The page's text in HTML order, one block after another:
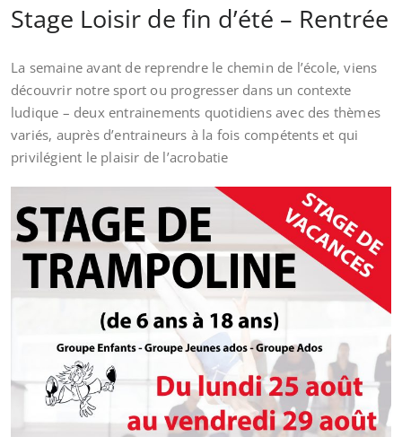
Stage Loisir de fin d’été – Rentrée
La semaine avant de reprendre le chemin de l’école, viens
découvrir notre sport ou progresser dans un contexte
ludique – deux entrainements quotidiens avec des thèmes
variés, auprès d’entraineurs à la fois compétents et qui
privilégient le plaisir de l’acrobatie